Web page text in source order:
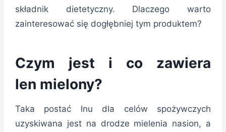
składnik dietetyczny. Dlaczego warto
zainteresować się dogłębniej tym produktem?
Czym jest i co zawiera
len mielony?
Taka postać lnu dla celów spożywczych
uzyskiwana jest na drodze mielenia nasion, a